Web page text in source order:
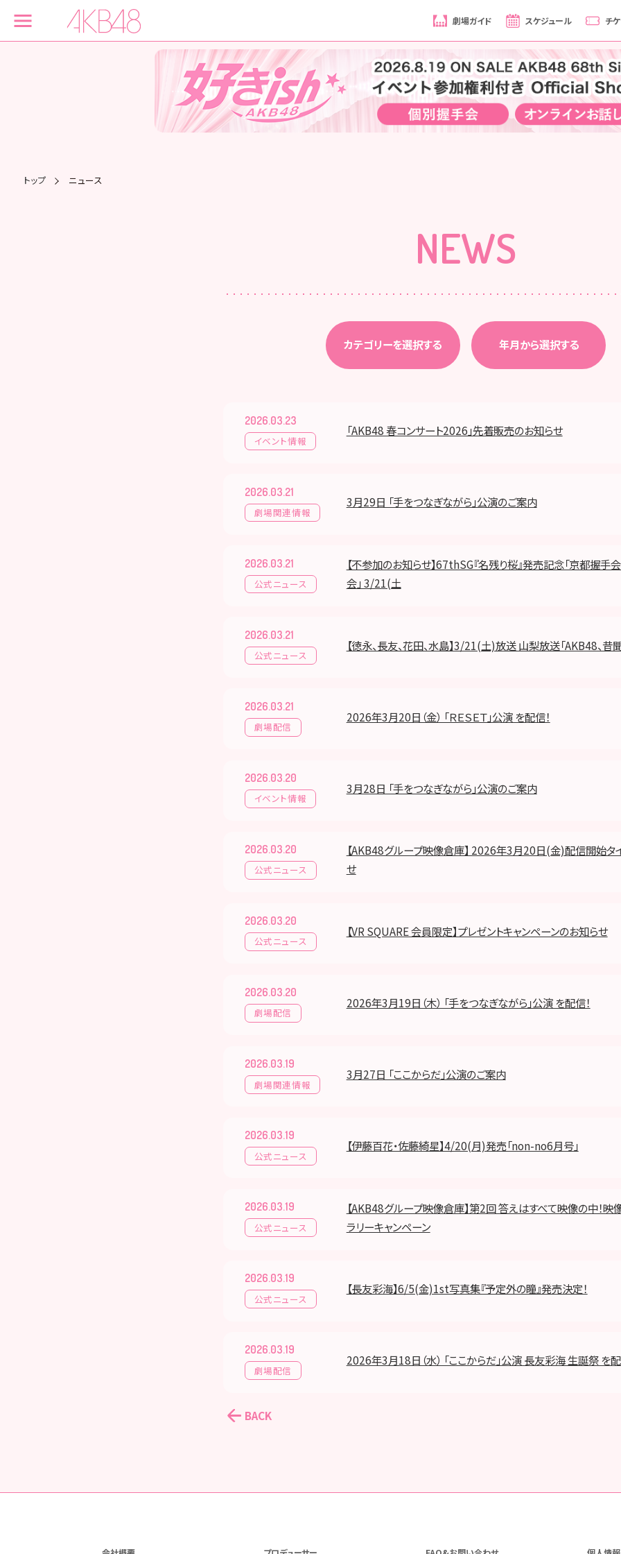
劇場ガイド スケジュール チ
トップ ニュース
NEWS
カテゴリーを選択する 年月から選択する
2026.03.23
イベント情報
「AKB48 春コンサート2026」先着販売のお知らせ
2026.03.21
劇場関連情報
3月29日 「手をつなぎながら」公演のご案内
2026.03.21
公式ニュース
【不参加のお知らせ】67thSG『名残り桜』発売記念「京都握手会
会」 3/21(土
2026.03.21
公式ニュース
【徳永、長友、花田、水島】3/21(土)放送 山梨放送「AKB48、昔
2026.03.21
劇場配信
2026年3月20日（金） 「ＲＥＳＥＴ」公演 を配信！
2026.03.20
イベント情報
3月28日 「手をつなぎながら」公演のご案内
2026.03.20
公式ニュース
【AKB48グループ映像倉庫】 2026年3月20日(金)配信開始タ
せ
2026.03.20
公式ニュース
【VR SQUARE 会員限定】プレゼントキャンペーンのお知らせ
2026.03.20
劇場配信
2026年3月19日（木） 「手をつなぎながら」公演 を配信！
2026.03.19
劇場関連情報
3月27日 「ここからだ」公演のご案内
2026.03.19
公式ニュース
【伊藤百花・佐藤綺星】4/20(月)発売「non-no6月号」
2026.03.19
公式ニュース
【AKB48グループ映像倉庫】第2回 答えはすべて映像の中！映
ラリーキャンペーン
2026.03.19
公式ニュース
【長友彩海】6/5(金)1st写真集『予定外の瞳』発売決定！
2026.03.19
劇場配信
2026年3月18日（水） 「ここからだ」公演 長友彩海 生誕祭 を配
BACK